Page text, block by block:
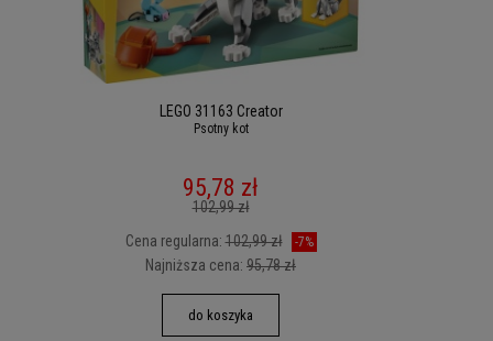
LEGO 31163 Creator
Psotny kot
95,78 zł
102,99 zł
Cena regularna:102,99 zł -7%
Najniższa cena: 95,78 zł
do koszyka